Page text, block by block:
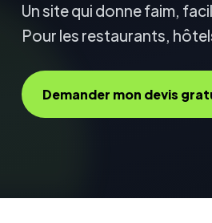
Un site qui donne faim,
Pour les restaurants,
Demander mon devis